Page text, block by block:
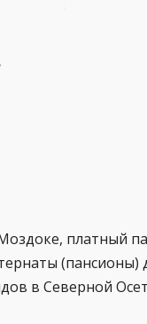
платный
(пансионы)
в Северной